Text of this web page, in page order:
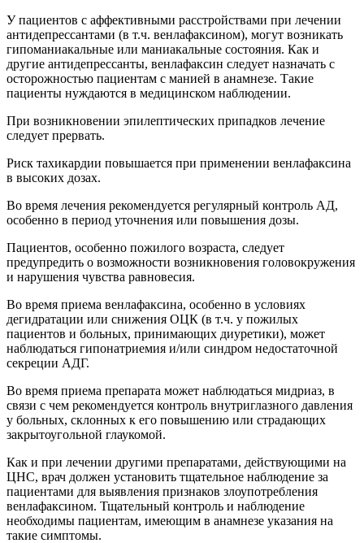
У пациентов с аффективными расстройствами при лечении
антидепрессантами (в т.ч. венлафаксином), могут возникать
гипоманиакальные или маниакальные состояния. Как и
другие антидепрессанты, венлафаксин следует назначать с
осторожностью пациентам с манией в анамнезе. Такие
пациенты нуждаются в медицинском наблюдении.
При возникновении эпилептических припадков лечение
следует прервать.
Риск тахикардии повышается при применении венлафаксина
в высоких дозах.
Во время лечения рекомендуется регулярный контроль АД,
особенно в период уточнения или повышения дозы.
Пациентов, особенно пожилого возраста, следует
предупредить о возможности возникновения головокружения
и нарушения чувства равновесия.
Во время приема венлафаксина, особенно в условиях
дегидратации или снижения ОЦК (в т.ч. у пожилых
пациентов и больных, принимающих диуретики), может
наблюдаться гипонатриемия и/или синдром недостаточной
секреции АДГ.
Во время приема препарата может наблюдаться мидриаз, в
связи с чем рекомендуется контроль внутриглазного давления
у больных, склонных к его повышению или страдающих
закрытоугольной глаукомой.
Как и при лечении другими препаратами, действующими на
ЦНС, врач должен установить тщательное наблюдение за
пациентами для выявления признаков злоупотребления
венлафаксином. Тщательный контроль и наблюдение
необходимы пациентам, имеющим в анамнезе указания на
такие симптомы.